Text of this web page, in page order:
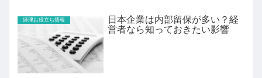
経理お役立ち情報
日本企業は内部留保が多い？経
営者なら知っておきたい影響